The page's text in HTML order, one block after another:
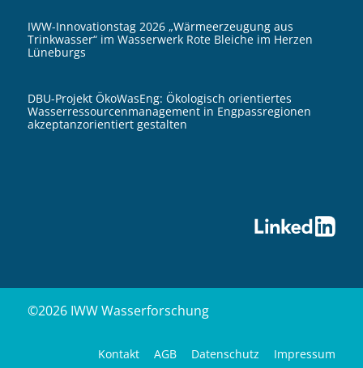
IWW-Innovationstag 2026 „Wärmeerzeugung aus
Trinkwasser“ im Wasserwerk Rote Bleiche im Herzen
Lüneburgs
DBU-Projekt ÖkoWasEng: Ökologisch orientiertes
Wasserressourcenmanagement in Engpassregionen
akzeptanzorientiert gestalten
©2026 IWW Wasserforschung
Kontakt AGB Datenschutz Impressum